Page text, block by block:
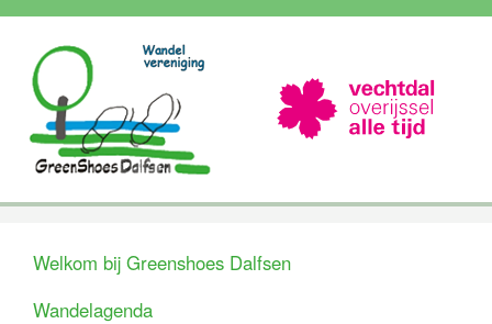
Welkom bij Greenshoes Dalfsen
Wandelagenda